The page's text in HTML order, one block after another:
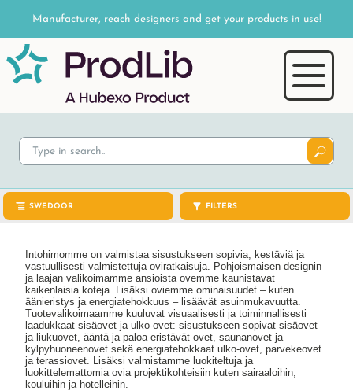
Manufacturer, reach designers and get your products in use!
SWEDOOR FILTERS
Intohimomme on valmistaa sisustukseen sopivia, kestäviä ja
vastuullisesti valmistettuja oviratkaisuja. Pohjoismaisen designin
ja laajan valikoimamme ansioista ovemme kaunistavat
kaikenlaisia koteja. Lisäksi oviemme ominaisuudet – kuten
äänieristys ja energiatehokkuus – lisäävät asuinmukavuutta.
Tuotevalikoimaamme kuuluvat visuaalisesti ja toiminnallisesti
laadukkaat sisäovet ja ulko-ovet: sisustukseen sopivat sisäovet
ja liukuovet, ääntä ja paloa eristävät ovet, saunanovet ja
kylpyhuoneenovet sekä energiatehokkaat ulko-ovet, parvekeovet
ja terassiovet. Lisäksi valmistamme luokiteltuja ja
luokittelemattomia ovia projektikohteisiin kuten sairaaloihin,
kouluihin ja hotelleihin.